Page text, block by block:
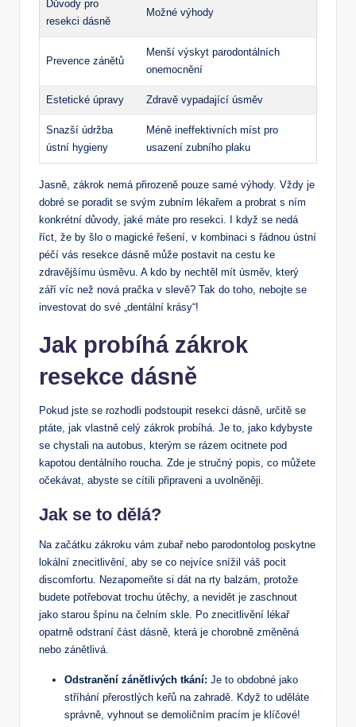
Důvody pro
resekci dásně
Možné výhody
Prevence zánětů
Menší výskyt parodontálních
onemocnění
Estetické úpravy Zdravě vypadající úsměv
Snazší údržba
ústní hygieny
Méně ineffektivních míst pro
usazení zubního plaku
Jasně, zákrok nemá přirozeně pouze samé výhody. Vždy je
dobré se poradit se svým zubním lékařem a probrat s ním
konkrétní důvody, jaké máte pro resekci. I když se nedá
říct, že by šlo o magické řešení, v kombinaci s řádnou ústní
péčí vás resekce dásně může postavit na cestu ke
zdravějšímu úsměvu. A kdo by nechtěl mít úsměv, který
září víc než nová pračka v slevě? Tak do toho, nebojte se
investovat do své „dentální krásy“!
Jak probíhá zákrok
resekce dásně
Pokud jste se rozhodli podstoupit resekci dásně, určitě se
ptáte, jak vlastně celý zákrok probíhá. Je to, jako kdybyste
se chystali na autobus, kterým se rázem ocitnete pod
kapotou dentálního roucha. Zde je stručný popis, co můžete
očekávat, abyste se cítili připraveni a uvolněněji.
Jak se to dělá?
Na začátku zákroku vám zubař nebo parodontolog poskytne
lokální znecitlivění, aby se co nejvíce snížil váš pocit
discomfortu. Nezapomeňte si dát na rty balzám, protože
budete potřebovat trochu útěchy, a nevidět je zaschnout
jako starou špínu na čelním skle. Po znecitlivění lékař
opatrně odstraní část dásně, která je chorobně změněná
nebo zánětlivá.
Odstranění zánětlivých tkání: Je to obdobné jako
stříhání přerostlých keřů na zahradě. Když to uděláte
správně, vyhnout se demoličním pracím je klíčové!